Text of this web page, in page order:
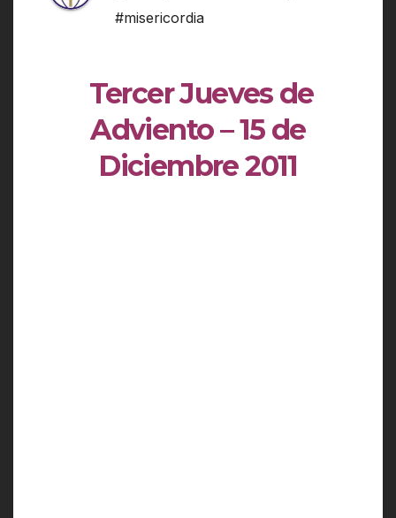
#misericordia
Tercer Jueves de
Adviento – 15 de
Diciembre 2011